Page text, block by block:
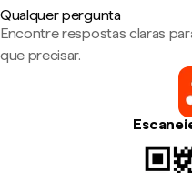
Qualquer pergunta
Encontre respostas claras
que precisar.